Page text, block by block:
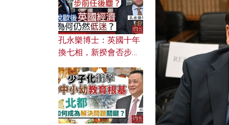
孔永樂博士：英國十年
換七相，新揆會否步前
濟為何仍然低迷？